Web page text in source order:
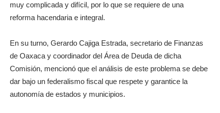
muy complicada y difícil, por lo que se requiere de una
reforma hacendaria e integral.
En su turno, Gerardo Cajiga Estrada, secretario de Finanzas
de Oaxaca y coordinador del Área de Deuda de dicha
Comisión, mencionó que el análisis de este problema se debe
dar bajo un federalismo fiscal que respete y garantice la
autonomía de estados y municipios.